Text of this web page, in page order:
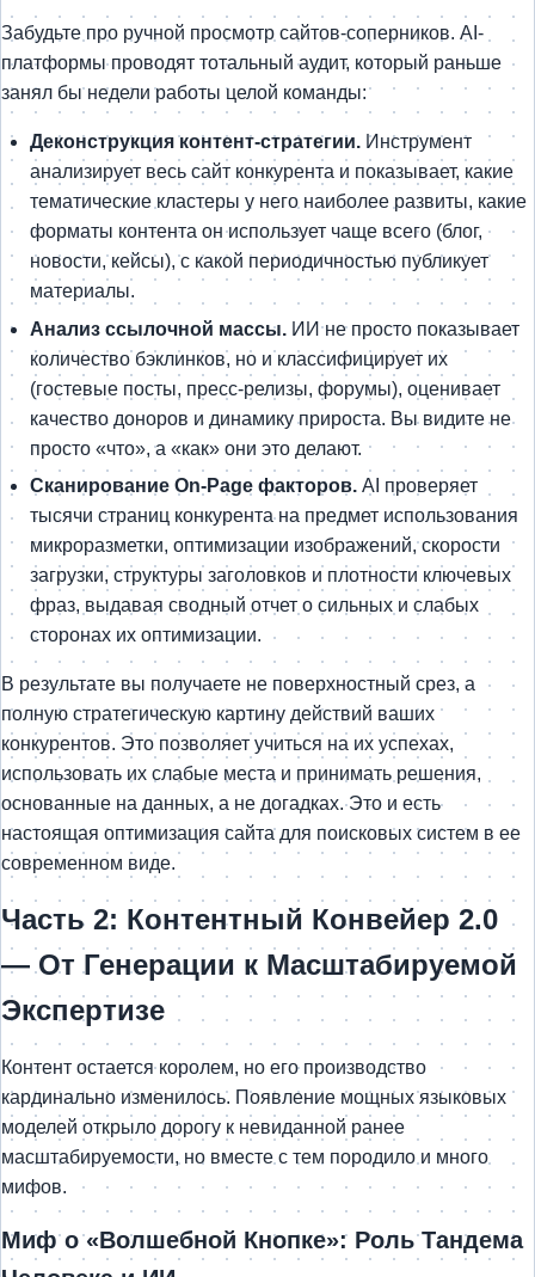
Забудьте про ручной просмотр сайтов-соперников. AI-
платформы проводят тотальный аудит, который раньше
занял бы недели работы целой команды:
Деконструкция контент-стратегии. Инструмент
анализирует весь сайт конкурента и показывает, какие
тематические кластеры у него наиболее развиты, какие
форматы контента он использует чаще всего (блог,
новости, кейсы), с какой периодичностью публикует
материалы.
Анализ ссылочной массы. ИИ не просто показывает
количество бэклинков, но и классифицирует их
(гостевые посты, пресс-релизы, форумы), оценивает
качество доноров и динамику прироста. Вы видите не
просто «что», а «как» они это делают.
Сканирование On-Page факторов. AI проверяет
тысячи страниц конкурента на предмет использования
микроразметки, оптимизации изображений, скорости
загрузки, структуры заголовков и плотности ключевых
фраз, выдавая сводный отчет о сильных и слабых
сторонах их оптимизации.
В результате вы получаете не поверхностный срез, а
полную стратегическую картину действий ваших
конкурентов. Это позволяет учиться на их успехах,
использовать их слабые места и принимать решения,
основанные на данных, а не догадках. Это и есть
настоящая оптимизация сайта для поисковых систем в ее
современном виде.
Часть 2: Контентный Конвейер 2.0
— От Генерации к Масштабируемой
Экспертизе
Контент остается королем, но его производство
кардинально изменилось. Появление мощных языковых
моделей открыло дорогу к невиданной ранее
масштабируемости, но вместе с тем породило и много
мифов.
Миф о «Волшебной Кнопке»: Роль Тандема